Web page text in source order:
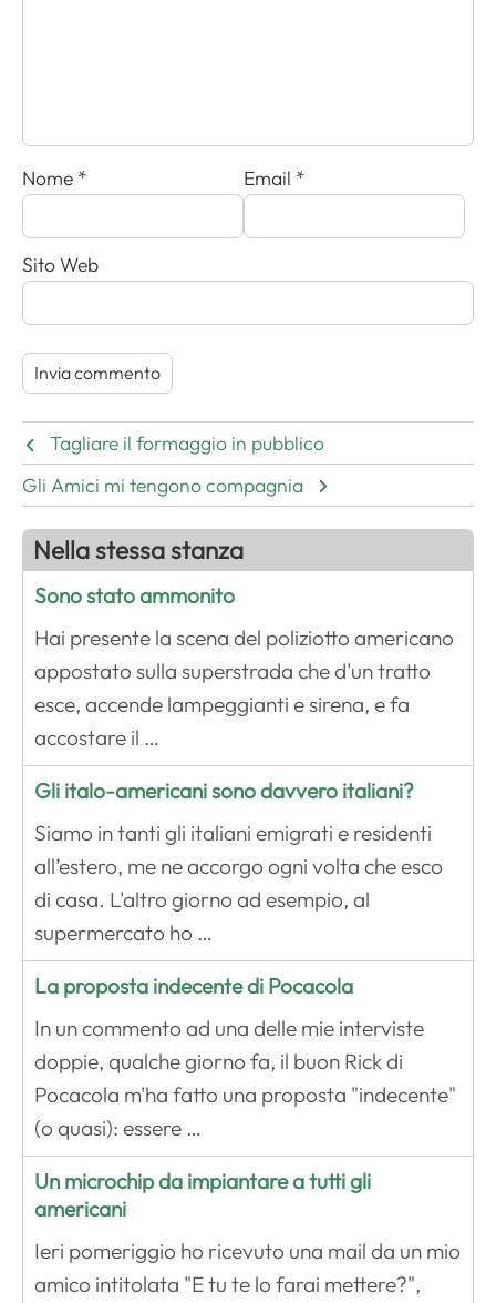
Nome * Email *
Sito Web
Tagliare il formaggio in pubblico
Gli Amici mi tengono compagnia
Nella stessa stanza
Sono stato ammonito
Hai presente la scena del poliziotto americano
appostato sulla superstrada che d'un tratto
esce, accende lampeggianti e sirena, e fa
accostare il …
Gli italo-americani sono davvero italiani?
Siamo in tanti gli italiani emigrati e residenti
all’estero, me ne accorgo ogni volta che esco
di casa. L'altro giorno ad esempio, al
supermercato ho …
La proposta indecente di Pocacola
In un commento ad una delle mie interviste
doppie, qualche giorno fa, il buon Rick di
Pocacola m'ha fatto una proposta "indecente"
(o quasi): essere …
Un microchip da impiantare a tutti gli
americani
Ieri pomeriggio ho ricevuto una mail da un mio
amico intitolata "E tu te lo farai mettere?",